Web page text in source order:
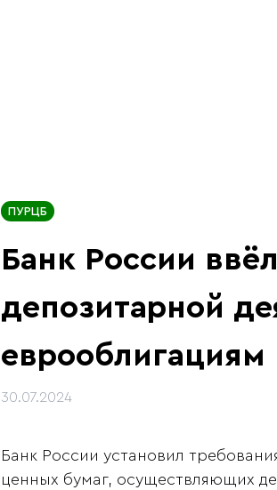
ПУРЦБ
Банк России
депозитарной
еврооблигациям
30.07.2024
Банк России установил
ценных бумаг, осуществляющих